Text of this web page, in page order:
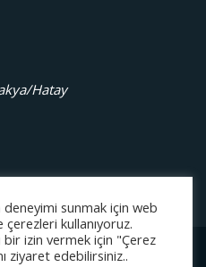
Hatay
Danışmanlığı Ltd. Şti.
deneyimi sunmak için web
kullanıyoruz.
izin vermek için "Çerez
ziyaret edebilirsiniz..